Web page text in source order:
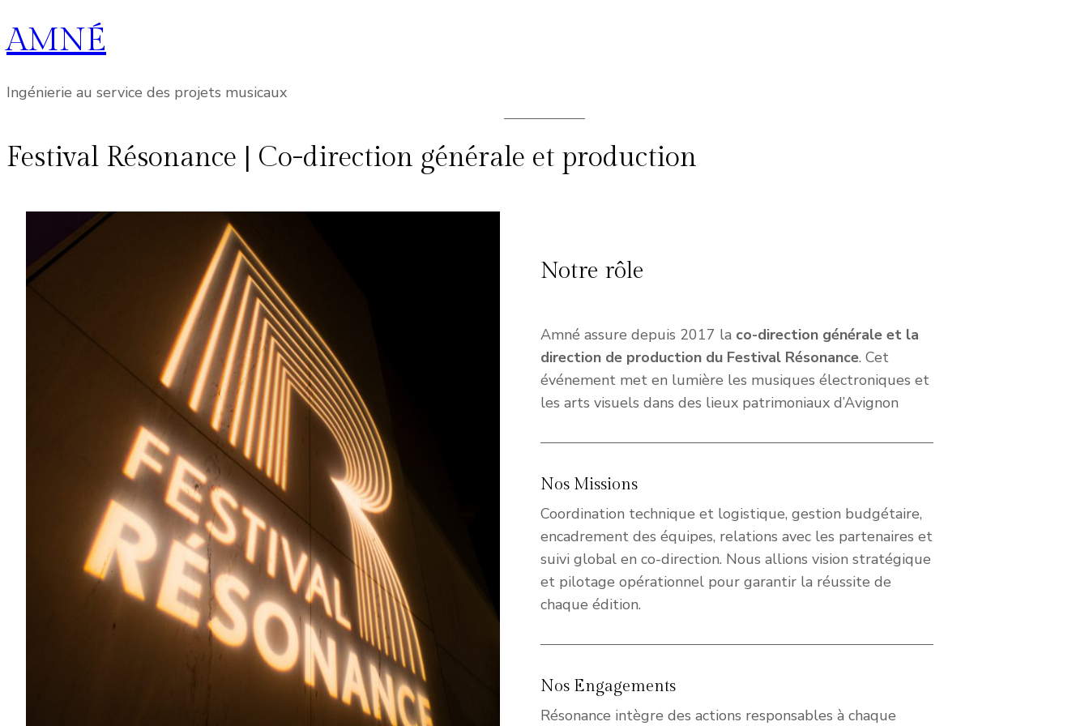
Aller
au
AMNÉ
Ingénierie au service des projets musicaux
Festival Résonance | Co-direction générale et production
Notre rôle
Amné assure depuis 2017 la co-direction générale et la
direction de production du Festival Résonance. Cet
événement met en lumière les musiques électroniques et
les arts visuels dans des lieux patrimoniaux d’Avignon
Nos Missions
Coordination technique et logistique, gestion budgétaire,
encadrement des équipes, relations avec les partenaires et
suivi global en co-direction. Nous allions vision stratégique
et pilotage opérationnel pour garantir la réussite de
chaque édition.
Nos Engagements
Résonance intègre des actions responsables à chaque